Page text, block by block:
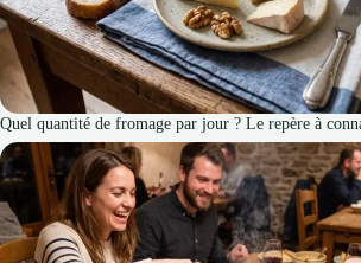
Quel quantité de fromage par jour ? Le repère à